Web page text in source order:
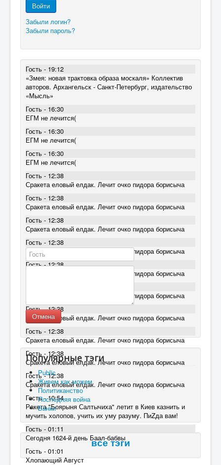
Войти
Забыли логин?
Забыли пароль?
Гость - 19:12
«Змея: новая трактовка образа москаля» Коллектив
авторов. Архангельск - Санкт-Петербург, издательство
«Мысль»
Гость - 16:30
ЕГМ не лечится(
Гость - 16:30
ЕГМ не лечится(
Гость - 16:30
ЕГМ не лечится(
Гость - 12:38
Сракета еловый елдак. Лечит очко пидора борисыча
Гость - 12:38
Сракета еловый елдак. Лечит очко пидора борисыча
Гость - 12:38
Сракета еловый елдак. Лечит очко пидора борисыча
Гость - 12:38
Сракета еловый елдак. Лечит очко пидора борисыча
Гость - 12:38
Сракета еловый елдак. Лечит очко пидора борисыча
Сракета еловый елдак. Лечит очко пидора борисыча
Гость - 12:38
Сракета еловый елдак. Лечит очко пидора борисыча
Гость - 12:38
Сракета еловый елдак. Лечит очко пидора борисыча
Гость - 12:38
Сракета еловый елдак. Лечит очко пидора борисыча
Гость - 12:38
Сракета еловый елдак. Лечит очко пидора борисыча
Гость - 10:54
Ракета "Боярыня Салтычиха" летит в Киев казнить и
мучить холопов, учить их уму разуму. ПиZда вам!
Гость - 01:11
Сегодня 1624-й день Баал-бабвы
Гость - 01:01
Хлопающий Август
Отмена
Популярные тэги
Public
Живем как можем
Политиканство
Последняя война
Банки
все тэги